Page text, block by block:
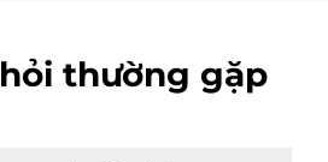
thường gặp